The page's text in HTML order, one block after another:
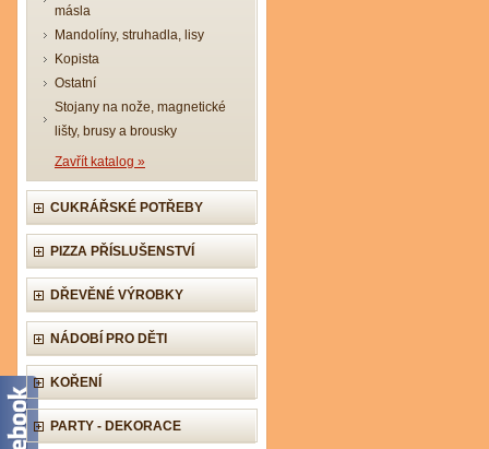
másla
Mandolíny, struhadla, lisy
Kopista
Ostatní
Stojany na nože, magnetické
lišty, brusy a brousky
Zavřít katalog »
CUKRÁŘSKÉ POTŘEBY
PIZZA PŘÍSLUŠENSTVÍ
DŘEVĚNÉ VÝROBKY
NÁDOBÍ PRO DĚTI
KOŘENÍ
PARTY - DEKORACE